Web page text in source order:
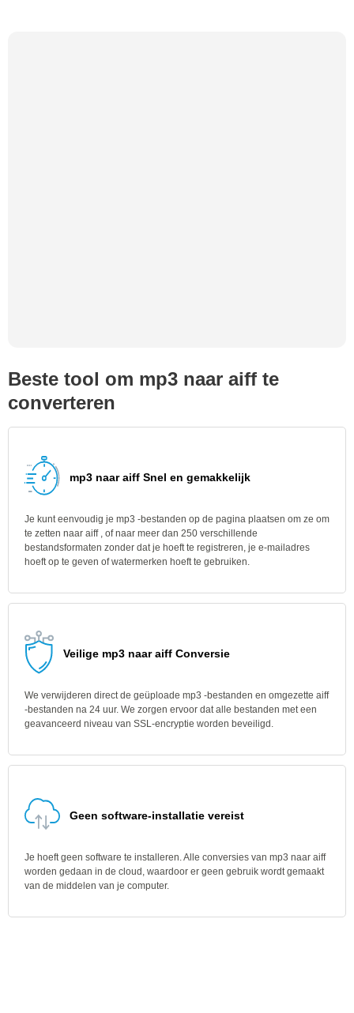
Beste tool om mp3 naar aiff te
converteren
mp3 naar aiff Snel en gemakkelijk
Je kunt eenvoudig je mp3 -bestanden op de pagina plaatsen om ze om
te zetten naar aiff , of naar meer dan 250 verschillende
bestandsformaten zonder dat je hoeft te registreren, je e-mailadres
hoeft op te geven of watermerken hoeft te gebruiken.
Veilige mp3 naar aiff Conversie
We verwijderen direct de geüploade mp3 -bestanden en omgezette aiff
-bestanden na 24 uur. We zorgen ervoor dat alle bestanden met een
geavanceerd niveau van SSL-encryptie worden beveiligd.
Geen software-installatie vereist
Je hoeft geen software te installeren. Alle conversies van mp3 naar aiff
worden gedaan in de cloud, waardoor er geen gebruik wordt gemaakt
van de middelen van je computer.